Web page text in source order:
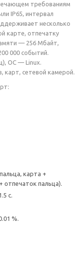
требованиям
IP65, интервал
несколько
карте, отпечатку
— 256 Мбайт,
000 событий.
ОС — Linux.
карт, сетевой камерой.
карта +
отпечаток пальца).
с.
%.